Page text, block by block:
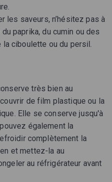
les saveurs, n’hésitez pas à
paprika, du cumin ou des
ciboulette ou du persil.
très bien au
de film plastique ou la
Elle se conserve jusqu'à
également la
complètement la
et mettez-la au
au réfrigérateur avant